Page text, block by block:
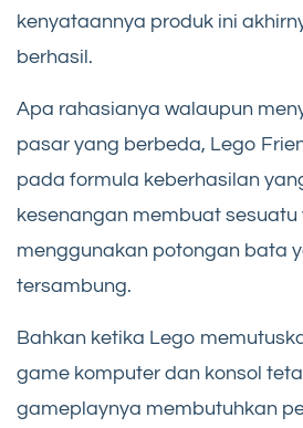
kenyataannya produk ini
berhasil.
Apa rahasianya walaupun
pasar yang berbeda, Lego
pada formula keberhasilan
kesenangan membuat
menggunakan potongan bata
tersambung.
Bahkan ketika Lego
game komputer dan konsol
gameplaynya membutuhkan